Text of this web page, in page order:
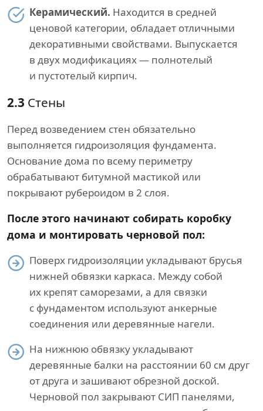
Керамический. Находится в средней
ценовой категории, обладает отличными
декоративными свойствами. Выпускается
в двух модификациях — полнотелый
и пустотелый кирпич.
2.3 Стены
Перед возведением стен обязательно
выполняется гидроизоляция фундамента.
Основание дома по всему периметру
обрабатывают битумной мастикой или
покрывают рубероидом в 2 слоя.
После этого начинают собирать коробку
дома и монтировать черновой пол:
Поверх гидроизоляции укладывают брусья
нижней обвязки каркаса. Между собой
их крепят саморезами, а для связки
с фундаментом используют анкерные
соединения или деревянные нагели.
На нижнюю обвязку укладывают
деревянные балки на расстоянии 60 см друг
от друга и зашивают обрезной доской.
Черновой пол закрывают СИП панелями,